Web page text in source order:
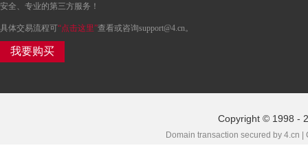
安全、专业的第三方服务！
具体交易流程可“点击这里”查看或咨询support@4.cn。
我要购买
Copyright © 1998 -
Domain transaction secured by 4.cn